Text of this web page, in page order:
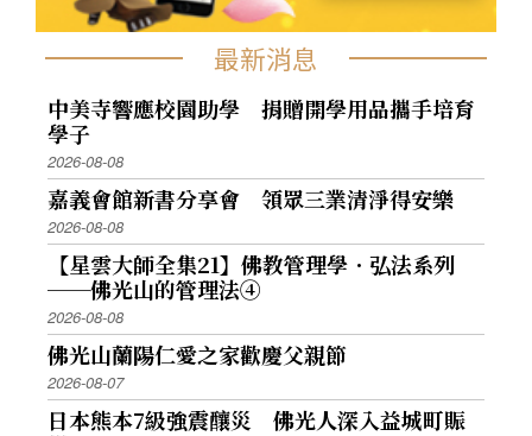
最新消息
中美寺響應校園助學 捐贈開學用品攜手培育
學子
2026-08-08
嘉義會館新書分享會 領眾三業清淨得安樂
2026-08-08
【星雲大師全集21】佛教管理學．弘法系列
──佛光山的管理法④
2026-08-08
佛光山蘭陽仁愛之家歡慶父親節
2026-08-07
日本熊本7級強震釀災 佛光人深入益城町賑